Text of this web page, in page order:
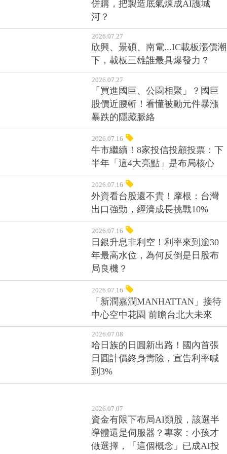
併購，把製造底氣煉成AI護城
河？
2026.07.27
欣興、景碩、南電...IC載板漲價潮
下，載板三雄誰最具爆發力？
2026.07.27
「買進國巨、公園相聚」？國巨
股價近腰斬！看懂被動元件暴漲
暴跌的隱藏脈絡
2026.07.16
牛市繼續！8家投信投顧投票：下
半年「這4大亮點」是布局核心
2026.07.16
外資看台股還不貴！摩根：台灣
出口強勁，經濟成長挑戰10%
2026.07.16
日銀升息非利空！利率來到逾30
年最高水位，為何反倒是日股布
局良機？
2026.07.16
「新潤嘉潤MANHATTAN」接待
中心空中花園 前瞻台北大未來
2026.07.08
哈日族的日圓新出路！國內首張
日圓計價終身壽險，宣告利率喊
2026.07.07
資金有限下布局AI類股，該選半